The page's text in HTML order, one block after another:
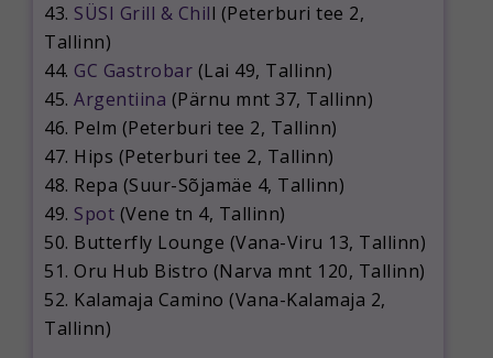
43. SÜSI Grill & Chill (Peterburi tee 2,
Tallinn)
44. GC Gastrobar (Lai 49, Tallinn)
45. Argentiina (Pärnu mnt 37, Tallinn)
46. Pelm (Peterburi tee 2, Tallinn)
47. Hips (Peterburi tee 2, Tallinn)
48. Repa (Suur-Sõjamäe 4, Tallinn)
49. Spot (Vene tn 4, Tallinn)
50. Butterfly Lounge (Vana-Viru 13, Tallinn)
51. Oru Hub Bistro (Narva mnt 120, Tallinn)
52. Kalamaja Camino (Vana-Kalamaja 2,
Tallinn)